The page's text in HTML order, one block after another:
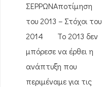
ΣΕΡΡΩΝΑποτίμηση
του 2013 – Στόχοι του
2014 Το 2013 δεν
μπόρεσε να έρθει η
ανάπτυξη που
περιμέναμε για τις